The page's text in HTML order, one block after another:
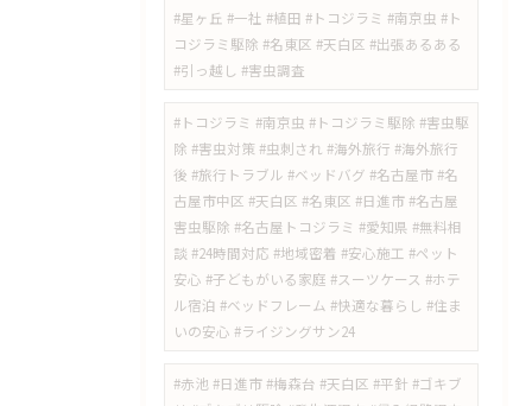
#星ヶ丘 #一社 #植田 #トコジラミ #南京虫 #ト
コジラミ駆除 #名東区 #天白区 #出張あるある
#引っ越し #害虫調査
#トコジラミ #南京虫 #トコジラミ駆除 #害虫駆
除 #害虫対策 #虫刺され #海外旅行 #海外旅行
後 #旅行トラブル #ベッドバグ #名古屋市 #名
古屋市中区 #天白区 #名東区 #日進市 #名古屋
害虫駆除 #名古屋トコジラミ #愛知県 #無料相
談 #24時間対応 #地域密着 #安心施工 #ペット
安心 #子どもがいる家庭 #スーツケース #ホテ
ル宿泊 #ベッドフレーム #快適な暮らし #住ま
いの安心 #ライジングサン24
#赤池 #日進市 #梅森台 #天白区 #平針 #ゴキブ